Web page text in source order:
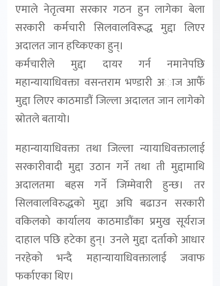
एमाले नेतृत्वमा सरकार गठन हुन लागेका बेला
सरकारी कर्मचारी सिलवालविरूद्ध मुद्दा लिएर
अदालत जान हच्किएका हुन्।
कर्मचारीले मुद्दा दायर गर्न नमानेपछि
महान्यायाधिवक्ता वसन्तराम भण्डारी अाज आफैँ
मुद्दा लिएर काठमाडौं जिल्ला अदालत जान लागेकाे
स्राेतले बतायाे।
महान्यायाधिवक्ता तथा जिल्ला न्यायाधिवक्तालाई
सरकारीवादी मुद्दा उठान गर्ने तथा ती मुद्दामाथि
अदालतमा बहस गर्ने जिम्मेवारी हुन्छ। तर
सिलवालविरुद्धको मुद्दा अघि बढाउन सरकारी
वकिलको कार्यालय काठमाडौंका प्रमुख सूर्यराज
दाहाल पछि हटेका हुन्। उनले मुद्दा दर्ताको आधार
नरहेको भन्दै महान्यायाधिवक्तालाई जवाफ
फर्काएका थिए।